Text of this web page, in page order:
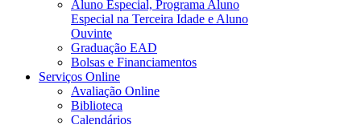
Aluno Especial, Programa Aluno
Especial na Terceira Idade e Aluno
Ouvinte
Graduação EAD
Bolsas e Financiamentos
Serviços Online
Avaliação Online
Biblioteca
Calendários